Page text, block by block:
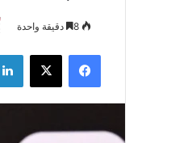
دقيقة واحدة
فيسبوك ‫X